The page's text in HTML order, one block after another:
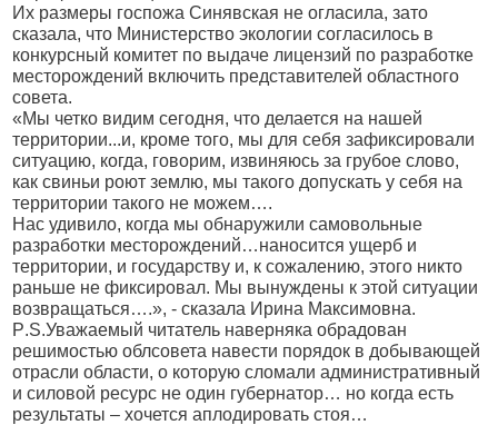
Их размеры госпожа Синявская не огласила, зато
сказала, что Министерство экологии согласилось в
конкурсный комитет по выдаче лицензий по разработке
месторождений включить представителей областного
совета.
«Мы четко видим сегодня, что делается на нашей
территории...и, кроме того, мы для себя зафиксировали
ситуацию, когда, говорим, извиняюсь за грубое слово,
как свиньи роют землю, мы такого допускать у себя на
территории такого не можем….
Нас удивило, когда мы обнаружили самовольные
разработки месторождений…наносится ущерб и
территории, и государству и, к сожалению, этого никто
раньше не фиксировал. Мы вынуждены к этой ситуации
возвращаться….», - сказала Ирина Максимовна.
P.S.Уважаемый читатель наверняка обрадован
решимостью облсовета навести порядок в добывающей
отрасли области, о которую сломали административный
и силовой ресурс не один губернатор… но когда есть
результаты – хочется аплодировать стоя…